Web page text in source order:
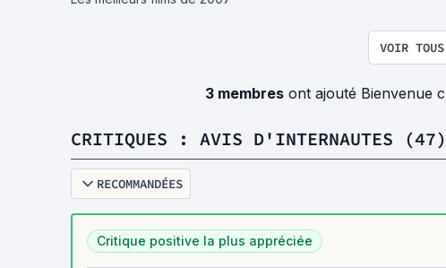
VOIR
3 membresont ajouté Bienvenue
CRITIQUES : AVIS D'INTERNAUTES (47)
RECOMMANDÉES
Critique positive la plus appréciée